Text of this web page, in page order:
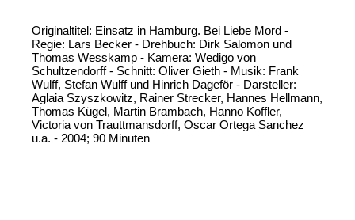
Originaltitel: Einsatz in Hamburg. Bei Liebe Mord -
Regie: Lars Becker - Drehbuch: Dirk Salomon und
Thomas Wesskamp - Kamera: Wedigo von
Schultzendorff - Schnitt: Oliver Gieth - Musik: Frank
Wulff, Stefan Wulff und Hinrich Dageför - Darsteller:
Aglaia Szyszkowitz, Rainer Strecker, Hannes Hellmann,
Thomas Kügel, Martin Brambach, Hanno Koffler,
Victoria von Trauttmansdorff, Oscar Ortega Sanchez
u.a. - 2004; 90 Minuten